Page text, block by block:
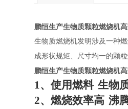
鹏恒生产生物质颗粒燃烧机
生物质燃烧机发明涉及一种
成形状规矩、尺寸均一的颗
鹏恒生产生物质颗粒燃烧机
1、使用燃料 生物
2、燃烧效率高 沸